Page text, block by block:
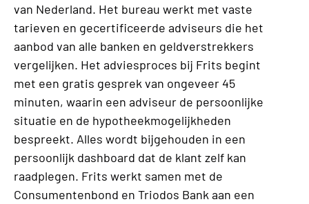
van Nederland. Het bureau werkt met vaste
tarieven en gecertificeerde adviseurs die het
aanbod van alle banken en geldverstrekkers
vergelijken. Het adviesproces bij Frits begint
met een gratis gesprek van ongeveer 45
minuten, waarin een adviseur de persoonlijke
situatie en de hypotheekmogelijkheden
bespreekt. Alles wordt bijgehouden in een
persoonlijk dashboard dat de klant zelf kan
raadplegen. Frits werkt samen met de
Consumentenbond en Triodos Bank aan een